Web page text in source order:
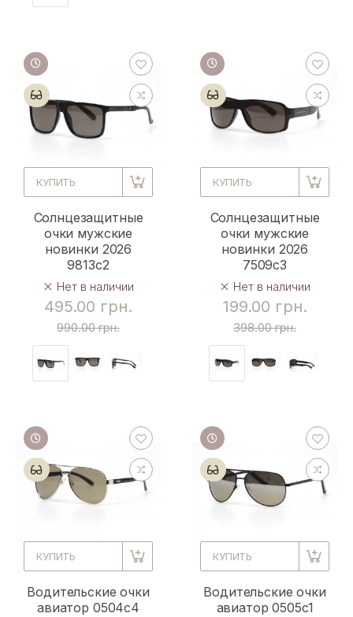
КУПИТЬ
Солнцезащитные
очки мужские
новинки 2026
9813c2
Нет в наличии
495.00 грн.
990.00 грн.
КУПИТЬ
Солнцезащитные
очки мужские
новинки 2026
7509c3
Нет в наличии
199.00 грн.
398.00 грн.
КУПИТЬ
Водительские очки
авиатор 0504c4
КУПИТЬ
Водительские очки
авиатор 0505c1